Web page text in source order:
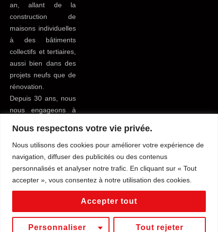
Nous respectons votre vie privée.
Nous utilisons des cookies pour améliorer votre expérience de
navigation, diffuser des publicités ou des contenus
personnalisés et analyser notre trafic. En cliquant sur « Tout
accepter », vous consentez à notre utilisation des cookies.
Personnaliser Tout rejeter
Accepter tout
an, allant de la
construction de
maisons individuelles
à des bâtiments
collectifs et tertiaires,
aussi bien dans des
projets neufs que de
rénovation.
Depuis 30 ans, nous
nous engageons à
service possible à
tous nos clients du
bâtiment pour leur
faciliter la vie.
Tous droits reservés